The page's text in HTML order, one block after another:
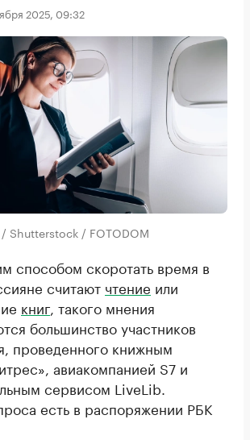
2025, 09:32
Shutterstock / FOTODOM
способом скоротать время в
считают чтение или
книг , такого мнения
большинство участников
проведенного книжным
авиакомпанией S7 и
сервисом LiveLib.
есть в распоряжении РБК